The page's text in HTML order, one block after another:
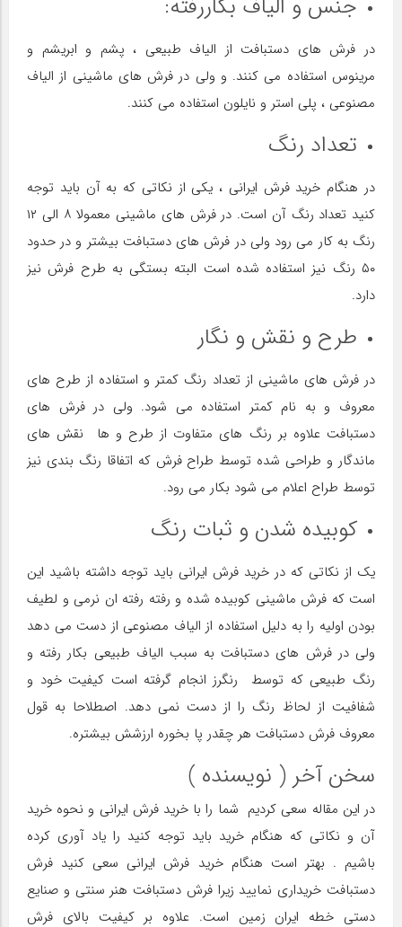
در فرش های دستبافت از الیاف طبیعی ، پشم و ابریشم و
مرینوس استفاده می کنند. و ولی در فرش های ماشینی از الیاف
مصنوعی ، پلی استر و نایلون استفاده می کنند.
تعداد رنگ
در هنگام خرید فرش ایرانی ، یکی از نکاتی که به آن باید توجه
کنید تعداد رنگ آن است. در فرش های ماشینی معمولا ۸ الی ۱۲
رنگ به کار می رود ولی در فرش های دستبافت بیشتر و در حدود
۵۰ رنگ نیز استفاده شده است البته بستگی به طرح فرش نیز
دارد.
طرح و نقش و نگار
در فرش های ماشینی از تعداد رنگ کمتر و استفاده از طرح های
معروف و به نام کمتر استفاده می شود. ولی در فرش های
دستبافت علاوه بر رنگ های متفاوت از طرح و ها نقش های
ماندگار و طراحی شده توسط طراح فرش که اتفاقا رنگ بندی نیز
توسط طراح اعلام می شود بکار می رود.
کوبیده شدن و ثبات رنگ
یک از نکاتی که در خرید فرش ایرانی باید توجه داشته باشید این
است که فرش ماشینی کوبیده شده و رفته رفته ان نرمی و لطیف
بودن اولیه را به دلیل استفاده از الیاف مصنوعی از دست می دهد
ولی در فرش های دستبافت به سبب الیاف طبیعی بکار رفته و
رنگ طبیعی که توسط رنگرز انجام گرفته است کیفیت خود و
شفافیت از لحاظ رنگ را از دست نمی دهد. اصطلاحا به قول
معروف فرش دستبافت هر چقدر پا بخوره ارزشش بیشتره.
سخن آخر ( نویسنده )
در این مقاله سعی کردیم شما را با خرید فرش ایرانی و نحوه خرید
آن و نکاتی که هنگام خرید باید توجه کنید را یاد آوری کرده
باشیم . بهتر است هنگام خرید فرش ایرانی سعی کنید فرش
دستبافت خریداری نمایید زیرا فرش دستبافت هنر سنتی و صنایع
دستی خطه ایران زمین است. علاوه بر کیفیت بالای فرش